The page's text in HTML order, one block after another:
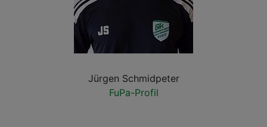
Jürgen Schmidpeter
FuPa-Profil